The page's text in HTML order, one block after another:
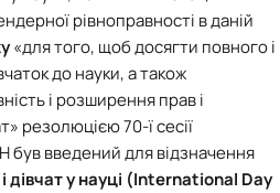
«Філософські проблеми
та міжгрупової комунікаці…
«Історія держави і права
рівноправності в даній
«для того, щоб досягти повного і
до науки, а також
і розширення прав і
резолюцією 70-ї сесії
був введений для відзначення
дівчат у науці (International Day